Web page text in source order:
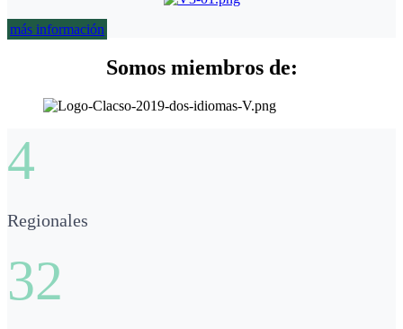
más información
Somos miembros de:
4
Regionales
32